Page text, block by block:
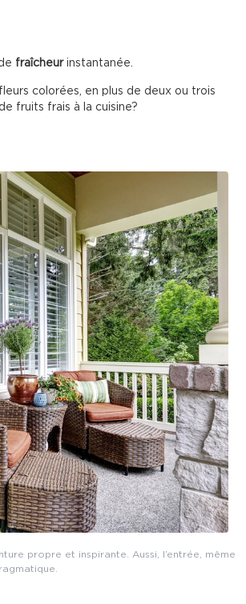
fraîcheurinstantanée.
colorées, en plus de deux ou trois
fruits frais à la cuisine?
propre et inspirante. Aussi, l’entrée, même